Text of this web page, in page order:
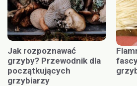
Jak rozpoznawać
grzyby? Przewodnik dla
początkujących
grzybiarzy